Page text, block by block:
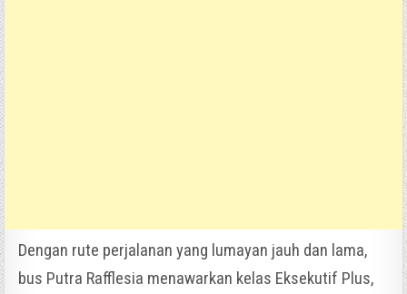
Dengan rute perjalanan yang lumayan jauh dan lama,
bus Putra Rafflesia menawarkan kelas Eksekutif Plus,